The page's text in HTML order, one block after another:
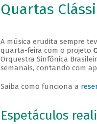
Quartas
A música erudita sempre
quarta-feira com o projeto
Orquestra Sinfônica
semanais, contando com
Saiba como funciona a
Espetáculos